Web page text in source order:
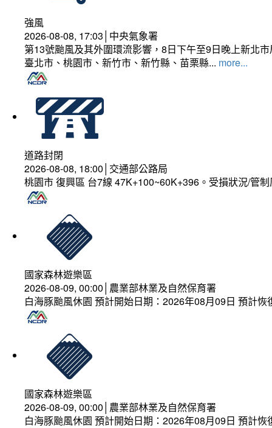
強風
2026-08-08, 17:03│中央氣象署
第13號颱風及其外圍環流影響，8日下午至9日晚上新北
臺北市、桃園市、新竹市、新竹縣、苗栗縣... more...
道路封閉
2026-08-08, 18:00│交通部公路局
桃園市 復興區 台7線 47K+100~60K+396。受損狀況/管
國家森林遊樂區
2026-08-09, 00:00│農業部林業及自然保育署
白海豚颱風休園 預計開始日期：2026年08月09日 預計
國家森林遊樂區
2026-08-09, 00:00│農業部林業及自然保育署
白海豚颱風休園 預計開始日期：2026年08月09日 預計